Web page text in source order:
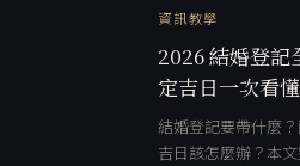
資訊教學
2026 結婚登記
定吉日一次看懂
結婚登記要帶什麼
吉日該怎麼辦？本